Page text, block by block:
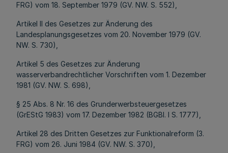
FRG) vom 18. September 1979 (GV. NW. S. 552),
Artikel II des Gesetzes zur Änderung des
Landesplanungsgesetzes vom 20. November 1979 (GV.
NW. S. 730),
Artikel 5 des Gesetzes zur Änderung
wasserverbandrechtlicher Vorschriften vom 1. Dezember
1981 (GV. NW. S. 698),
§ 25 Abs. 8 Nr. 16 des Grunderwerbsteuergesetzes
(GrEStG 1983) vom 17. Dezember 1982 (BGBl. I S. 1777),
Artikel 28 des Dritten Gesetzes zur Funktionalreform (3.
FRG) vom 26. Juni 1984 (GV. NW. S. 370),